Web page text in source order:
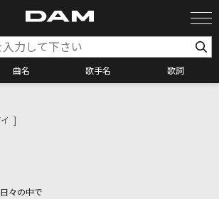
曲名 歌手名 歌詞
]
々の中で